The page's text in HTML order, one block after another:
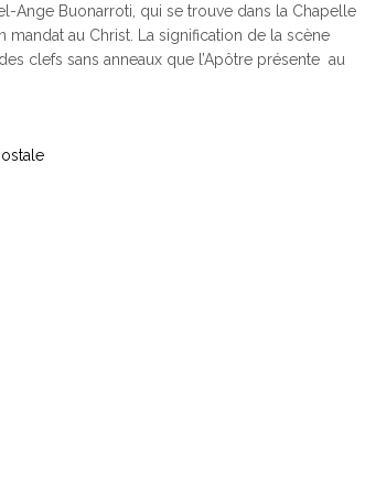
Ange Buonarroti, qui se trouve dans la Chapelle
mandat au Christ. La signification de la scène
clefs sans anneaux que l’Apôtre présente au